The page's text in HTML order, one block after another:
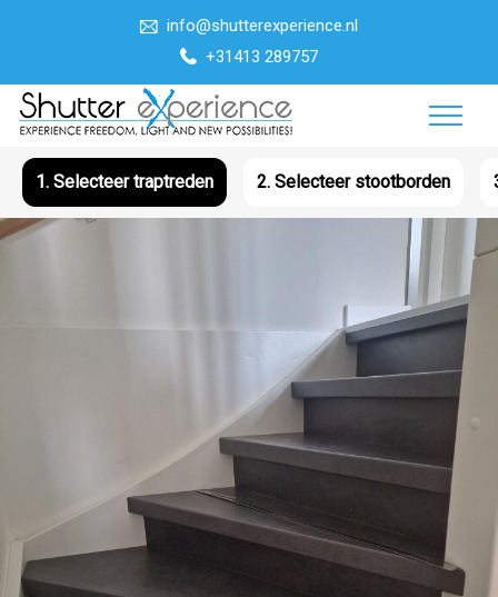
info@shutterexperience.nl
+31413 289757
1. Selecteer traptreden 2. Selecteer stootborden